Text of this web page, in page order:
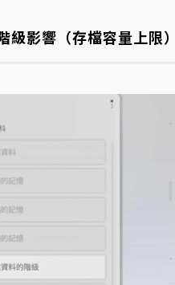
級影響（存檔容量上限